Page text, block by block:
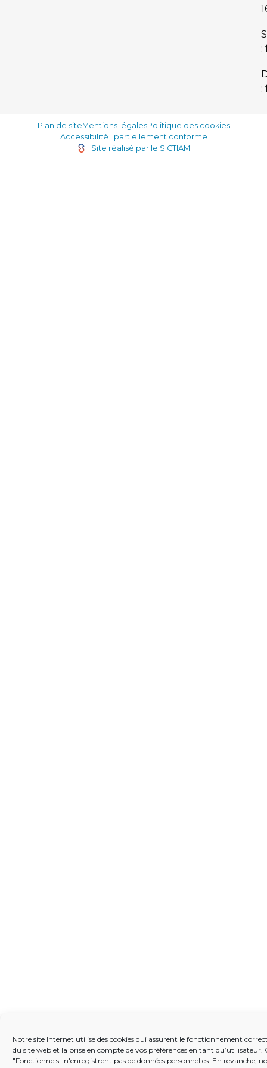
Notre site Internet utilise des cookies qui assurent le fonctionnement
du site web et la prise en compte de vos préférences en tant qu’utilisateur.
"Fonctionnels" n'enregistrent pas de données personnelles. En revanche,
:
:
Plan de siteMentions légalesPolitique des cookies
Accessibilité : partiellement conforme
Site réalisé par le SICTIAM